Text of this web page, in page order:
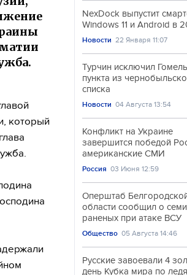
который
NexDock выпустит
Windows 11 и Android в
Новости 22 Января 11:07
Турчин исключил
пункта из
списка
Новости 04 Августа 13:54
Конфликт на Украине
завершится победой
американские СМИ
Россия 03 Июня 12:59
Оперштаб
области сообщил о семи
раненых при атаке ВСУ
Общество 05 Августа 14:46
Русские завоевали 4
день Кубка мира по